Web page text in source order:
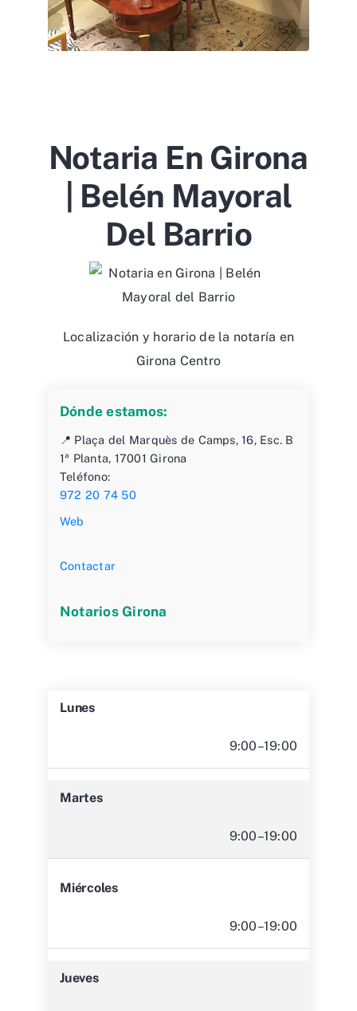
Notaria En Girona
| Belén Mayoral
Del Barrio
Localización y horario de la notaría en
Girona Centro
Dónde estamos:
📍 Plaça del Marquès de Camps, 16, Esc. B
1ª Planta, 17001 Girona
Teléfono:
972 20 74 50
Web
Contactar
Notarios Girona
Lunes
9:00–19:00
Martes
9:00–19:00
Miércoles
9:00–19:00
Jueves